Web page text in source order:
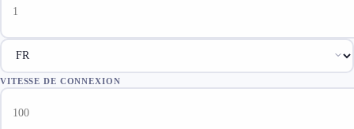
Taille du fichierunit
VITESSE DE CONNEXION